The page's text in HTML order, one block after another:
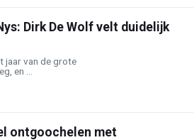
Dirk De Wolf velt duidelijk
jaar van de grote
en ...
ontgoochelen met